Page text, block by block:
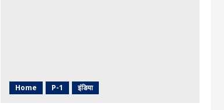
Home P-1 इंडिया